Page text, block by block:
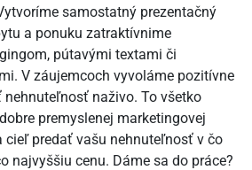
samostatný prezentačný
a ponuku zatraktívnime
pútavými textami či
V záujemcoch vyvoláme pozitívne
naživo. To všetko
premyslenej marketingovej
cieľ predať vašu nehnuteľnosť v čo
najvyššiu cenu. Dáme sa do práce?